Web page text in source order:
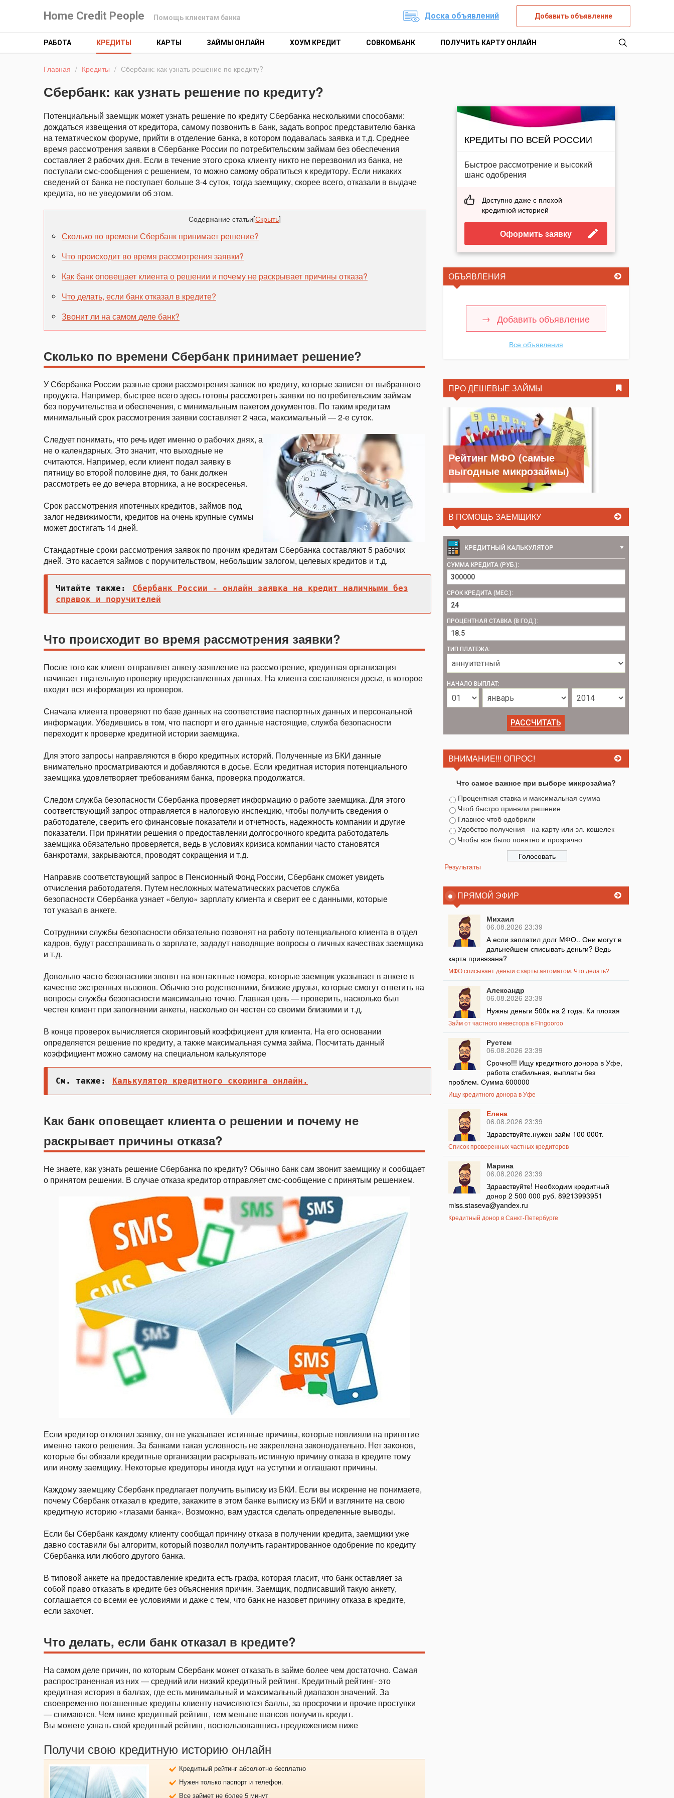
Home Credit People Помощь клиентам банка Доска объявлений Добавить объявление
РАБОТА КРЕДИТЫ КАРТЫ ЗАЙМЫ ОНЛАЙН ХОУМ КРЕДИТ СОВКОМБАНК ПОЛУЧИТЬ КАРТУ ОНЛАЙН
Главная / Кредиты / Сбербанк: как узнать решение по кредиту?
Сбербанк: как узнать решение по кредиту?
Потенциальный заемщик может узнать решение по кредиту Сбербанка несколькими способами:
дождаться извещения от кредитора, самому позвонить в банк, задать вопрос представителю банка
на тематическом форуме, прийти в отделение банка, в котором подавалась заявка и т.д. Среднее
время рассмотрения заявки в Сбербанке России по потребительским займам без обеспечения
составляет 2 рабочих дня. Если в течение этого срока клиенту никто не перезвонил из банка, не
поступали смс-сообщения с решением, то можно самому обратиться к кредитору. Если никаких
сведений от банка не поступает больше 3-4 суток, тогда заемщику, скорее всего, отказали в выдаче
кредита, но не уведомили об этом.
Содержание статьи[Скрыть]
Сколько по времени Сбербанк принимает решение?
Что происходит во время рассмотрения заявки?
Как банк оповещает клиента о решении и почему не раскрывает причины отказа?
Что делать, если банк отказал в кредите?
Звонит ли на самом деле банк?
Сколько по времени Сбербанк принимает решение?
У Сбербанка России разные сроки рассмотрения заявок по кредиту, которые зависят от выбранного
продукта. Например, быстрее всего здесь готовы рассмотреть заявки по потребительским займам
без поручительства и обеспечения, с минимальным пакетом документов. По таким кредитам
минимальный срок рассмотрения заявки составляет 2 часа, максимальный — 2-е суток.
Следует понимать, что речь идет именно о рабочих днях, а
не о календарных. Это значит, что выходные не
считаются. Например, если клиент подал заявку в
пятницу во второй половине дня, то банк должен
рассмотреть ее до вечера вторника, а не воскресенья.
Срок рассмотрения ипотечных кредитов, займов под
залог недвижимости, кредитов на очень крупные суммы
может достигать 14 дней.
Стандартные сроки рассмотрения заявок по прочим кредитам Сбербанка составляют 5 рабочих
дней. Это касается займов с поручительством, небольшим залогом, целевых кредитов и т.д.
Читайте также:
Сбербанк России - онлайн заявка на кредит наличными без
справок и поручителей
Что происходит во время рассмотрения заявки?
После того как клиент отправляет анкету-заявление на рассмотрение, кредитная организация
начинает тщательную проверку предоставленных данных. На клиента составляется досье, в которое
входит вся информация из проверок.
Сначала клиента проверяют по базе данных на соответствие паспортных данных и персональной
информации. Убедившись в том, что паспорт и его данные настоящие, служба безопасности
переходит к проверке кредитной истории заемщика.
Для этого запросы направляются в бюро кредитных историй. Полученные из БКИ данные
внимательно просматриваются и добавляются в досье. Если кредитная история потенциального
заемщика удовлетворяет требованиям банка, проверка продолжатся.
Следом служба безопасности Сбербанка проверяет информацию о работе заемщика. Для этого
соответствующий запрос отправляется в налоговую инспекцию, чтобы получить сведения о
работодателе, сверить его финансовые показатели и отчетность, надежность компании и другие
показатели. При принятии решения о предоставлении долгосрочного кредита работодатель
заемщика обязательно проверяется, ведь в условиях кризиса компании часто становятся
банкротами, закрываются, проводят сокращения и т.д.
Направив соответствующий запрос в Пенсионный Фонд России, Сбербанк сможет увидеть
отчисления работодателя. Путем несложных математических расчетов служба
безопасности Сбербанка узнает «белую» зарплату клиента и сверит ее с данными, которые
тот указал в анкете.
Сотрудники службы безопасности обязательно позвонят на работу потенциального клиента в отдел
кадров, будут расспрашивать о зарплате, зададут наводящие вопросы о личных качествах заемщика
и т.д.
Довольно часто безопасники звонят на контактные номера, которые заемщик указывает в анкете в
качестве экстренных вызовов. Обычно это родственники, близкие друзья, которые смогут ответить на
вопросы службы безопасности максимально точно. Главная цель — проверить, насколько был
честен клиент при заполнении анкеты, насколько он честен со своими близкими и т.д.
В конце проверок вычисляется скоринговый коэффициент для клиента. На его основании
определяется решение по кредиту, а также максимальная сумма займа. Посчитать данный
коэффициент можно самому на специальном калькуляторе
См. также: Калькулятор кредитного скоринга онлайн.
Как банк оповещает клиента о решении и почему не
раскрывает причины отказа?
Не знаете, как узнать решение Сбербанка по кредиту? Обычно банк сам звонит заемщику и сообщает
о принятом решении. В случае отказа кредитор отправляет смс-сообщение с принятым решением.
Если кредитор отклонил заявку, он не указывает истинные причины, которые повлияли на принятие
именно такого решения. За банками такая условность не закреплена законодательно. Нет законов,
которые бы обязали кредитные организации раскрывать истинную причину отказа в кредите тому
или иному заемщику. Некоторые кредиторы иногда идут на уступки и оглашают причины.
Каждому заемщику Сбербанк предлагает получить выписку из БКИ. Если вы искренне не понимаете,
почему Сбербанк отказал в кредите, закажите в этом банке выписку из БКИ и взгляните на свою
кредитную историю «глазами банка». Возможно, вам удастся сделать определенные выводы.
Если бы Сбербанк каждому клиенту сообщал причину отказа в получении кредита, заемщики уже
давно составили бы алгоритм, который позволил получить гарантированное одобрение по кредиту
Сбербанка или любого другого банка.
В типовой анкете на предоставление кредита есть графа, которая гласит, что банк оставляет за
собой право отказать в кредите без объяснения причин. Заемщик, подписавший такую анкету,
соглашается со всеми ее условиями и даже с тем, что банк не назовет причину отказа в кредите,
если захочет.
Что делать, если банк отказал в кредите?
На самом деле причин, по которым Сбербанк может отказать в займе более чем достаточно. Самая
распространенная из них — средний или низкий кредитный рейтинг. Кредитный рейтинг- это
кредитная история в баллах, где есть минимальный и максимальный диапазон значений. За
своевременно погашенные кредиты клиенту начисляются баллы, за просрочки и прочие проступки
— снимаются. Чем ниже кредитный рейтинг, тем меньше шансов получить кредит.
Вы можете узнать свой кредитный рейтинг, воспользовавшись предложением ниже
Получи свою кредитную историю онлайн
Кредитный рейтинг абсолютно бесплатно
Нужен только паспорт и телефон.
Все займет не более 5 минут
КРЕДИТЫ ПО ВСЕЙ РОССИИ
Быстрое рассмотрение и высокий
шанс одобрения
Доступно даже с плохой
кредитной историей
Оформить заявку
ОБЪЯВЛЕНИЯ
Добавить объявление
Все объявления
ПРО ДЕШЕВЫЕ ЗАЙМЫ
Рейтинг МФО (самые
выгодные микрозаймы)
В ПОМОЩЬ ЗАЕМЩИКУ
КРЕДИТНЫЙ КАЛЬКУЛЯТОР
СУММА КРЕДИТА (РУБ.):
СРОК КРЕДИТА (МЕС.):
ПРОЦЕНТНАЯ СТАВКА (В ГОД.):
ТИП ПЛАТЕЖА:
НАЧАЛО ВЫПЛАТ:
ВНИМАНИЕ!!! ОПРОС!
Что самое важное при выборе микрозайма?
Процентная ставка и максимальная сумма
Чтоб быстро приняли решение
Главное чтоб одобрили
Удобство получения - на карту или эл. кошелек
Чтобы все было понятно и прозрачно
Результаты
ПРЯМОЙ ЭФИР
Михаил
06.08.2026 23:39
А если заплатил долг МФО.. Они могут в
дальнейшем списывать деньги? Ведь
карта привязана?
МФО списывает деньги с карты автоматом. Что делать?
Александр
06.08.2026 23:39
Нужны деньги 500к на 2 года. Ки плохая
Займ от частного инвестора в Fingooroo
Рустем
06.08.2026 23:39
Срочно!!! Ищу кредитного донора в Уфе,
работа стабильная, выплаты без
проблем. Сумма 600000
Ищу кредитного донора в Уфе
Елена
06.08.2026 23:39
Здравствуйте.нужен займ 100 000т.
Список проверенных частных кредиторов
Марина
06.08.2026 23:39
Здравствуйте! Необходим кредитный
донор 2 500 000 руб. 89213993951
miss.staseva@yandex.ru
Кредитный донор в Санкт-Петербурге